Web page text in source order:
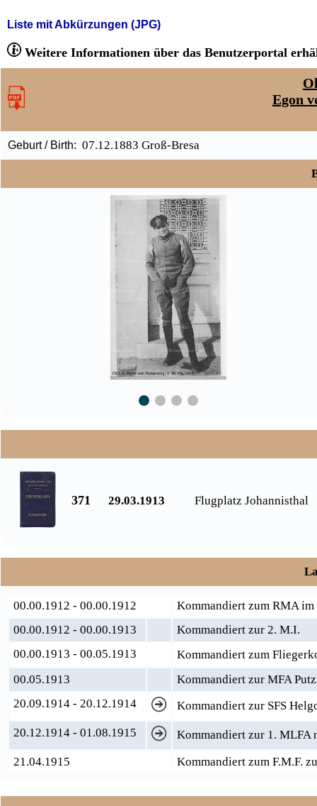
Liste mit Abkürzungen (JPG)
Weitere Informationen über das Benutzerportal
Egon
Geburt / Birth: 07.12.1883 Groß-Bresa
371 29.03.1913 Flugplatz Johannisthal
00.00.1912 - 00.00.1912
Kommandiert zum RMA
00.00.1912 - 00.00.1913
Kommandiert zur 2. M.I.
00.00.1913 - 00.05.1913
Kommandiert zum
00.05.1913
Kommandiert zur MFA
20.09.1914 - 20.12.1914
Kommandiert zur SFS
20.12.1914 - 01.08.1915
Kommandiert zur 1. MLFA
21.04.1915
Kommandiert zum F.M.F.